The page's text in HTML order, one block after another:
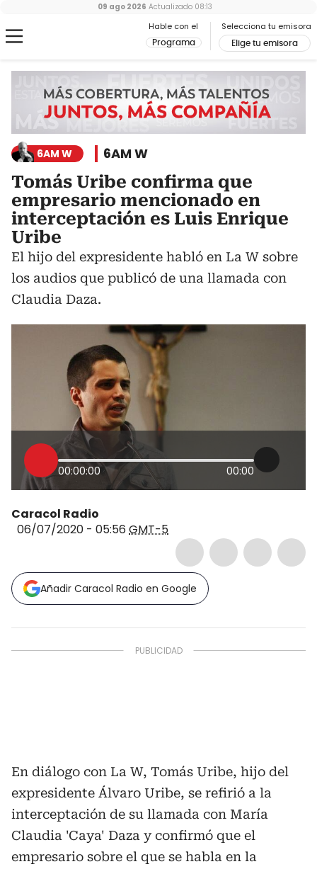
Hable con el
Programa
Selecciona tu emisora
Elige tu emisora
09 ago 2026 Actualizado 08:13
6AM W 6AM W
Tomás Uribe confirma que
empresario mencionado en
interceptación es Luis Enrique
Uribe
El hijo del expresidente habló en La W sobre
los audios que publicó de una llamada con
Claudia Daza.
00:00:00 00:00
Caracol Radio
06/07/2020 - 05:56 GMT-5
Añadir Caracol Radio en Google
En diálogo con La W, Tomás Uribe, hijo del
expresidente Álvaro Uribe, se refirió a la
interceptación de su llamada con María
Claudia 'Caya' Daza y confirmó que el
empresario sobre el que se habla en la